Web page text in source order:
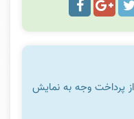
از پرداخت وجه به نمایش